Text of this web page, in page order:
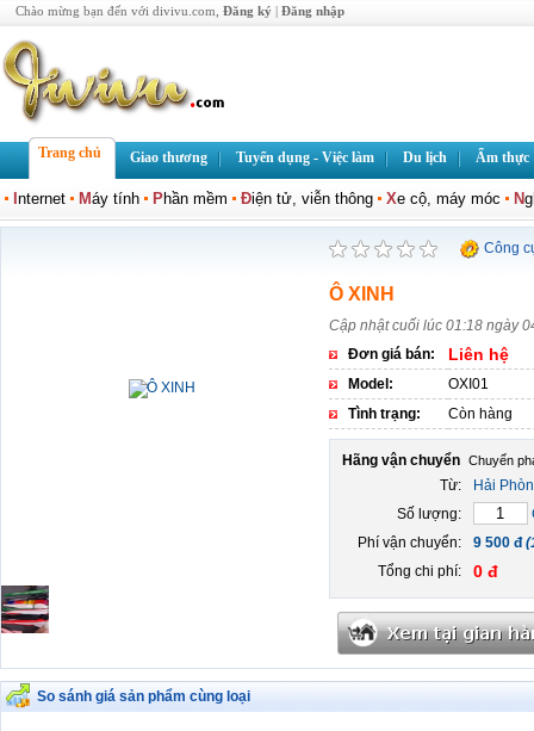
Chào mừng bạn đến với divivu.com, Đăng ký | Đăng nhập
Trang chủ Giao thương Tuyển dụng - Việc làm Du lịch Ẩm thực
nternet Máy tính Phần mềm Điện tử, viễn thông Xe cộ, máy móc N
Công
Ô XINH
Cập nhật cuối lúc 01:18 ngày
Đơn giá bán:
Liên hệ
Model:
OXI01
Tình trạng:
Còn hàng
Hãng vận chuyển
Từ:
Hải
Số lượng:
Phí vận chuyển:
9 500 đ
Tổng chi phí:
0 đ
So sánh giá sản phẩm cùng loại